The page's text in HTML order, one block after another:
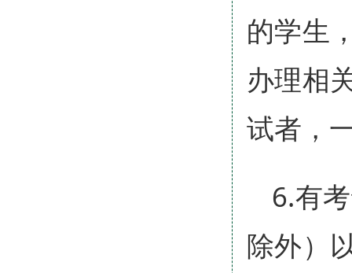
的学生
办理相
试者，
6.有
除外）